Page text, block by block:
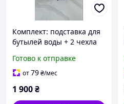
Комплект: подставка для
бутылей воды + 2 чехла
Готово к отправке
от79₴/мес
1 900₴